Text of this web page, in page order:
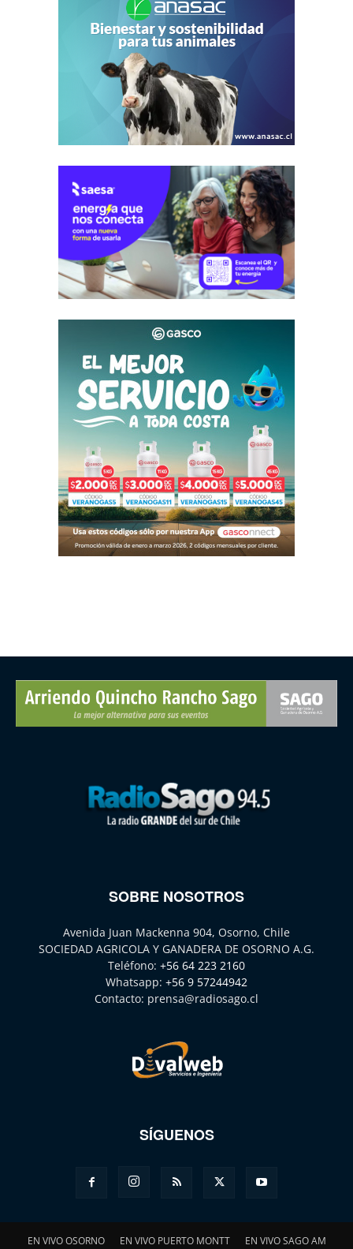
SOBRE NOSOTROS
Avenida Juan Mackenna 904, Osorno, Chile
SOCIEDAD AGRICOLA Y GANADERA DE OSORNO A.G.
Teléfono: +56 64 223 2160
Whatsapp: +56 9 57244942
Contacto: prensa@radiosago.cl
SÍGUENOS
EN VIVO OSORNO EN VIVO PUERTO MONTT EN VIVO SAGO AM